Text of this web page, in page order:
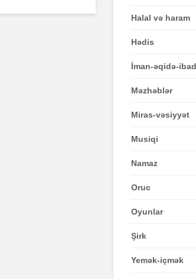
Halal və haram
Hədis
İman-əqidə-
Məzhəblər
Miras-vəsiyyət
Musiqi
Namaz
Oruc
Oyunlar
Şirk
Yemək-içmək